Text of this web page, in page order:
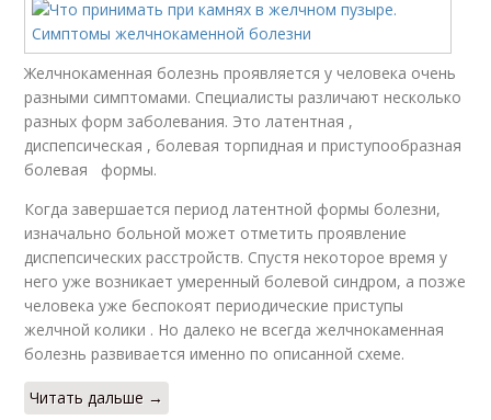
Желчнокаменная болезнь проявляется у человека очень
разными симптомами. Специалисты различают несколько
разных форм заболевания. Это латентная ,
диспепсическая , болевая торпидная и приступообразная
болевая формы.
Когда завершается период латентной формы болезни,
изначально больной может отметить проявление
диспепсических расстройств. Спустя некоторое время у
него уже возникает умеренный болевой синдром, а позже
человека уже беспокоят периодические приступы
желчной колики . Но далеко не всегда желчнокаменная
болезнь развивается именно по описанной схеме.
Читать дальше →